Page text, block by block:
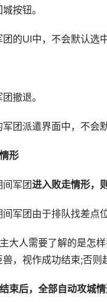
钮。
UI中，不会默认选中
退。
派遣界面中，不会默
形
军团进入败走情形，
团由于排队找差点位
人需要了解的是怎样
，视作成功结束;否则
束后，全部自动攻城